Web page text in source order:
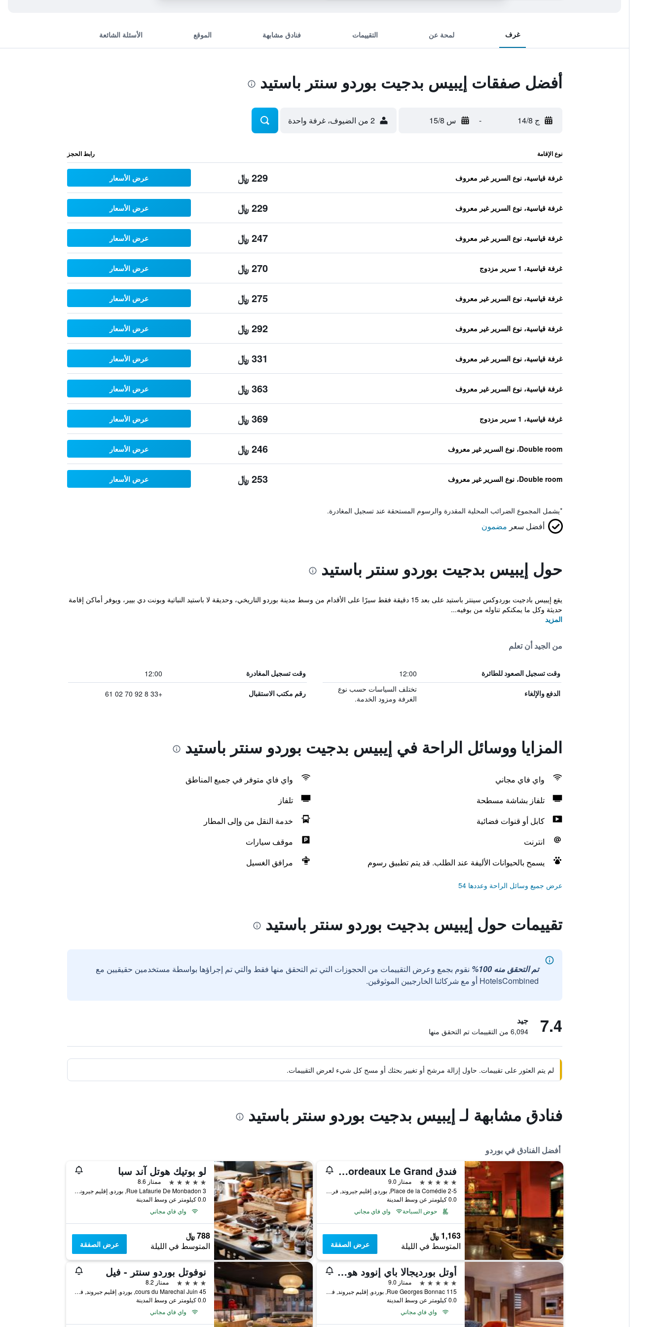
غرف لمحة عن التقييمات فنادق مشابهة الموقع الأسئلة الشائعة
أفضل صفقات إيبيس بدجيت بوردو سنتر باستيد
ج 14/8 - س 15/8 2 من الضيوف، غرفة واحدة
نوع الإقامة رابط الحجز
غرفة قياسية، نوع السرير غير معروف 229 ﷼ عرض الأسعار
غرفة قياسية، نوع السرير غير معروف 229 ﷼ عرض الأسعار
غرفة قياسية، نوع السرير غير معروف 247 ﷼ عرض الأسعار
غرفة قياسية، 1 سرير مزدوج 270 ﷼ عرض الأسعار
غرفة قياسية، نوع السرير غير معروف 275 ﷼ عرض الأسعار
غرفة قياسية، نوع السرير غير معروف 292 ﷼ عرض الأسعار
غرفة قياسية، نوع السرير غير معروف 331 ﷼ عرض الأسعار
غرفة قياسية، نوع السرير غير معروف 363 ﷼ عرض الأسعار
غرفة قياسية، 1 سرير مزدوج 369 ﷼ عرض الأسعار
Double room، نوع السرير غير معروف 246 ﷼ عرض الأسعار
Double room، نوع السرير غير معروف 253 ﷼ عرض الأسعار
*يشمل المجموع الضرائب المحلية المقدرة والرسوم المستحقة عند تسجيل المغادرة.
أفضل سعر مضمون
حول إيبيس بدجيت بوردو سنتر باستيد
يقع إيبيس بادجيت بوردوكس سينتر باستيد على بعد 15 دقيقة فقط سيرًا على الأقدام من وسط مدينة بوردو التاريخي، وحديقة لا باستيد النباتية وبونت دي بيير، ويوفر أماكن إقامة
حديثة وكل ما يمكنكم تناوله من بوفيه...
المزيد
من الجيد أن تعلم
وقت تسجيل الصعود للطائرة 12:00 وقت تسجيل المغادرة 12:00
الدفع والإلغاء
تختلف السياسات حسب نوع
الغرفة ومزود الخدمة.
رقم مكتب الاستقبال +33 8 92 70 02 61
المزايا ووسائل الراحة في إيبيس بدجيت بوردو سنتر باستيد
واي فاي مجاني
واي فاي متوفر في جميع المناطق
تلفاز بشاشة مسطحة
تلفاز
كابل أو قنوات فضائية
خدمة النقل من وإلى المطار
انترنت
موقف سيارات
يسمح بالحيوانات الأليفة عند الطلب. قد يتم تطبيق رسوم
مرافق الغسيل
عرض جميع وسائل الراحة وعددها 54
تقييمات حول إيبيس بدجيت بوردو سنتر باستيد
تم التحقق منه 100%
نقوم بجمع وعرض التقييمات من الحجوزات التي تم التحقق منها فقط والتي تم إجراؤها بواسطة مستخدمين حقيقيين مع
HotelsCombined أو مع شركائنا الخارجيين الموثوقين.
7.4 جيد
6,094 من التقييمات تم التحقق منها
لم يتم العثور على تقييمات. حاول إزالة مرشح أو تغيير بحثك أو مسح كل شيء لعرض التقييمات.
فنادق مشابهة لـ إيبيس بدجيت بوردو سنتر باستيد
أفضل الفنادق في بوردو
فندق InterContinental Bordeaux Le Grand
5 نجوم
ممتاز 9.0
2-5 Place de la Comédie, بوردو, إقليم جيروند, فرنسا
0.0 كيلومتر عن وسط المدينة
حوض السباحة
واي فاي مجاني
1,163 ﷼
المتوسط في الليلة عرض الصفقة
لو بوتيك هوتل آند سبا
5 نجوم
ممتاز 8.6
3 Rue Lafaurie De Monbadon, بوردو, إقليم جيروند, فرنسا
0.0 كيلومتر عن وسط المدينة
واي فاي مجاني
788 ﷼
المتوسط في الليلة عرض الصفقة
أوتل بورديجالا باي إنوود هوتلز
5 نجوم
ممتاز 9.0
115 Rue Georges Bonnac, بوردو, إقليم جيروند, فرنسا
0.0 كيلومتر عن وسط المدينة
واي فاي مجاني
نوفوتل بوردو سنتر - فيل
4 نجوم
ممتاز 8.2
45 cours du Marechal Juin, بوردو, إقليم جيروند, فرنسا
0.0 كيلومتر عن وسط المدينة
واي فاي مجاني